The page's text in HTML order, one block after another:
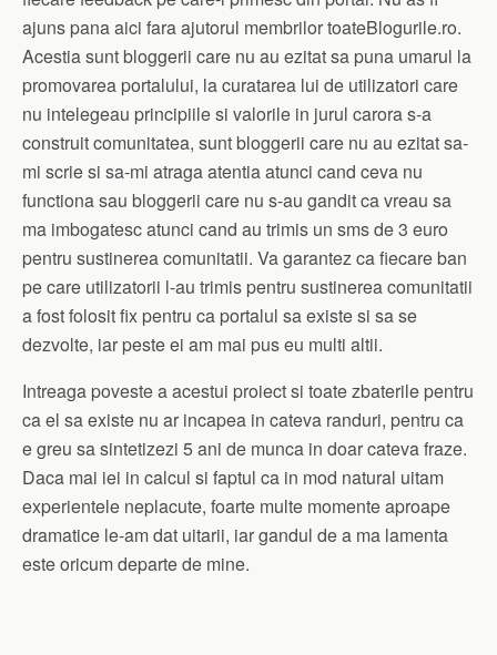
ajuns pana aici fara ajutorul membrilor toateBlogurile.ro.
Acestia sunt bloggerii care nu au ezitat sa puna umarul la
promovarea portalului, la curatarea lui de utilizatori care
nu intelegeau principiile si valorile in jurul carora s-a
construit comunitatea, sunt bloggerii care nu au ezitat sa-
mi scrie si sa-mi atraga atentia atunci cand ceva nu
functiona sau bloggerii care nu s-au gandit ca vreau sa
ma imbogatesc atunci cand au trimis un sms de 3 euro
pentru sustinerea comunitatii. Va garantez ca fiecare ban
pe care utilizatorii l-au trimis pentru sustinerea comunitatii
a fost folosit fix pentru ca portalul sa existe si sa se
dezvolte, iar peste ei am mai pus eu multi altii.
Intreaga poveste a acestui proiect si toate zbaterile pentru
ca el sa existe nu ar incapea in cateva randuri, pentru ca
e greu sa sintetizezi 5 ani de munca in doar cateva fraze.
Daca mai iei in calcul si faptul ca in mod natural uitam
experientele neplacute, foarte multe momente aproape
dramatice le-am dat uitarii, iar gandul de a ma lamenta
este oricum departe de mine.